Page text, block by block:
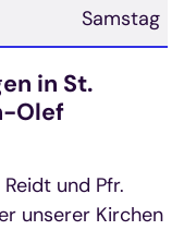
Samstag
in St.
Olef
und Pfr.
unserer Kirchen